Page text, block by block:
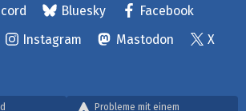
Bluesky
Facebook
Instagram Mastodon
X
Probleme mit einem